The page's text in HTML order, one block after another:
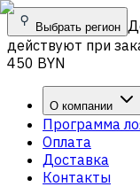
Выбрать регион
действуют при
450 BYN
О компании
Программа
Оплата
Доставка
Контакты